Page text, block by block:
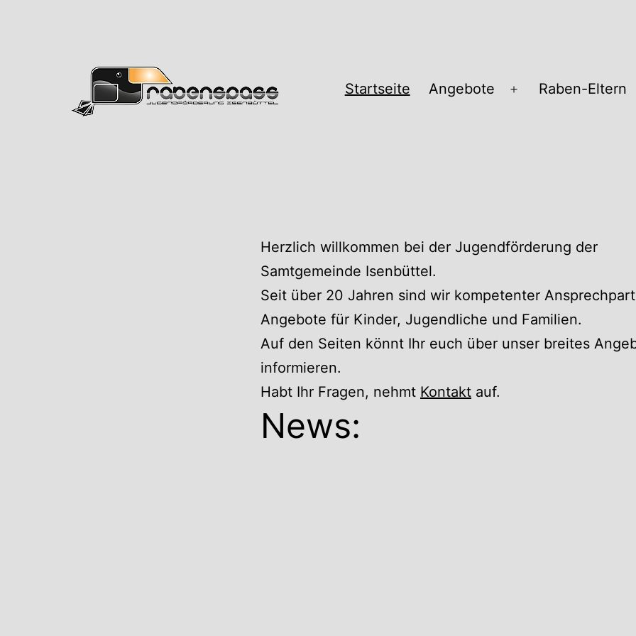
Startseite Angebote
Menü
Raben-Eltern
Herzlich willkommen bei der Jugendförderung der
Samtgemeinde Isenbüttel.
Seit über 20 Jahren sind wir kompetenter
Angebote für Kinder, Jugendliche und Familien.
Auf den Seiten könnt Ihr euch über unser breites
informieren.
Habt Ihr Fragen, nehmt Kontakt auf.
News: